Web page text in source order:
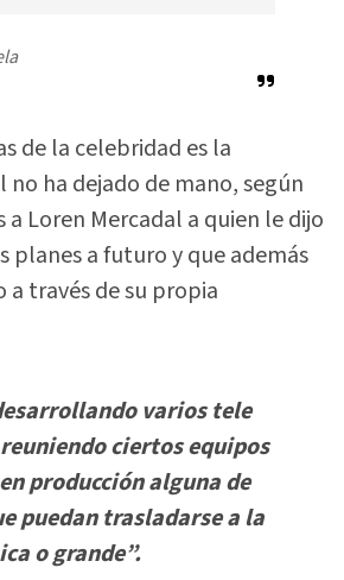
de la celebridad es la
ha dejado de mano, según
a Loren Mercadal a quien le dijo
planes a futuro y que además
través de su propia
varios tele
ciertos equipos
producción alguna de
puedan trasladarse a la
o grande”.